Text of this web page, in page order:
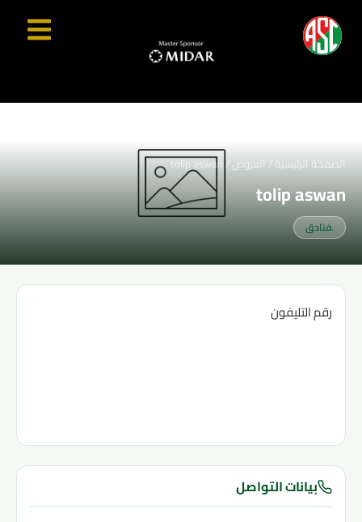
الصفحة الرئيسية/ العروض/
tolip aswan
tolip aswan
.فنادق
بيانات التواصل
رقم التليفون